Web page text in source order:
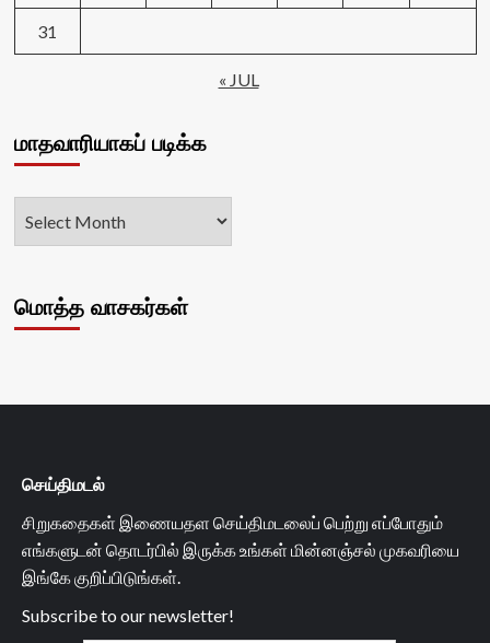
31
« JUL
மாதவாரியாகப் படிக்க
மொத்த வாசகர்கள்
செய்திமடல்
சிறுகதைகள் இணையதள செய்திமடலைப் பெற்று எப்போதும்
எங்களுடன் தொடர்பில் இருக்க உங்கள் மின்னஞ்சல் முகவரியை
இங்கே குறிப்பிடுங்கள்.
Subscribe to our newsletter!